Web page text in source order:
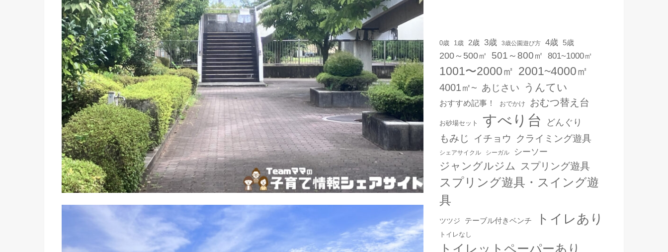
0歳 1歳 2歳 3歳 3歳公園遊び方 4歳 5歳
200～500㎡ 501～800㎡ 801~1000㎡
1001〜2000㎡ 2001~4000㎡
4001㎡~ あじさい うんてい
おすすめ記事！ おでかけ おむつ替え台
お砂場セット すべり台 どんぐり
もみじ イチョウ クライミング遊具
シェアサイクル シーガル シーソー
ジャングルジム スプリング遊具
スプリング遊具・スイング遊
具
ツツジ テーブル付きベンチ トイレあり
トイレなし
トイレットペーパーあり